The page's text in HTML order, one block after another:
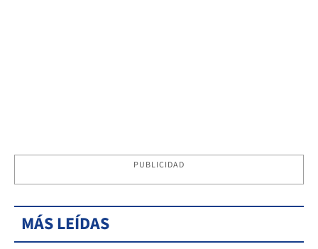
PUBLICIDAD
MÁS LEÍDAS